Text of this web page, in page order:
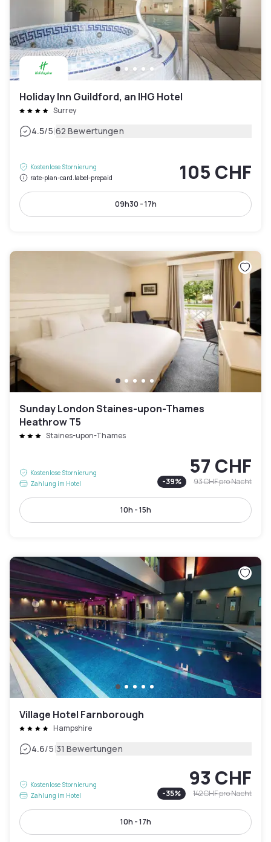
Holiday Inn Guildford, an IHG Hotel
Surrey
4.5/5|62 Bewertungen
Kostenlose Stornierung
rate-plan-card.label-prepaid
105 CHF
09h30 - 17h
Sunday London Staines-upon-Thames
Heathrow T5
Staines-upon-Thames
Kostenlose Stornierung
Zahlung im Hotel
57 CHF
-39% 93 CHFpro Nacht
10h - 15h
Village Hotel Farnborough
Hampshire
4.6/5|31 Bewertungen
Kostenlose Stornierung
Zahlung im Hotel
93 CHF
-35% 142 CHFpro Nacht
10h - 17h